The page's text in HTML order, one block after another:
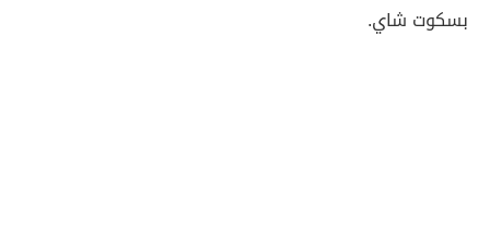
بسكوت شاي.